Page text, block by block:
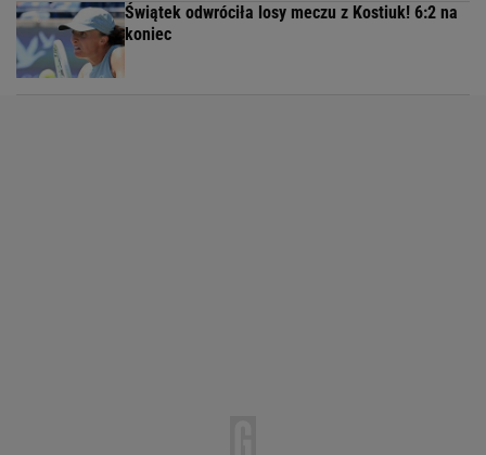
Świątek odwróciła losy meczu z Kostiuk! 6:2 na
koniec